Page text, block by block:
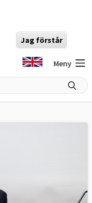
Jag förstår
Meny